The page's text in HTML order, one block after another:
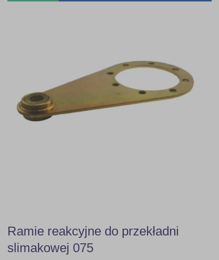
Ramie reakcyjne do przekładni
slimakowej 075